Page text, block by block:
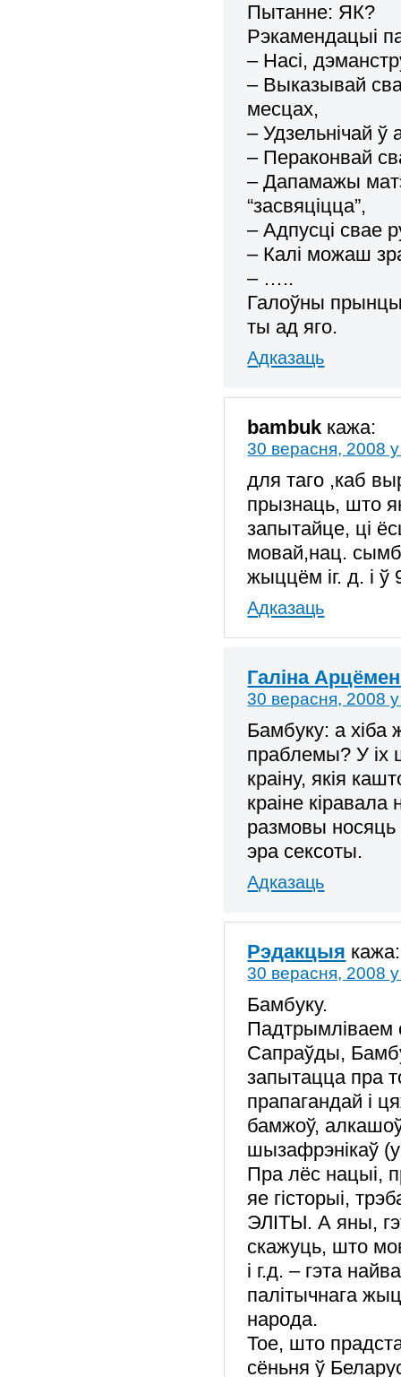
Пытанне: ЯК?
Рэкамендацыі
– Насі,
– Выказывай
месцах,
– Удзельнічай ў
– Пераконвай
– Дапамажы
“засвяціцца”,
– Адпусці свае
– Калі можаш
– …..
Галоўны
ты ад яго.
Адказаць
bambuk кажа:
30 верасня, 2008
для таго ,каб
прызнаць, што
запытайце, ці
мовай,нац.
жыццём іг. д. і
Адказаць
Галіна
30 верасня, 2008
Бамбуку: а хіба
праблемы? У іх
краіну, якія
краіне
размовы
эра сексоты.
Адказаць
Рэдакцыя кажа:
30 верасня, 2008
Бамбуку.
Падтрымліваем
Сапраўды,
запытацца пра
прапагандай і
бамжоў,
шызафрэнікаў (у
Пра лёс нацыі,
яе гісторыі,
ЭЛІТЫ. А яны,
скажуць, што
і г.д. – гэта
палітычнага
народа.
Тое, што
сёньня ў